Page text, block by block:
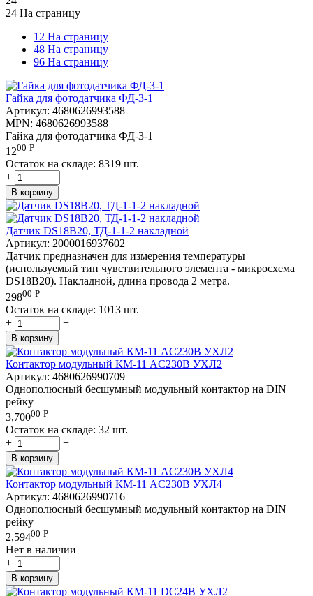
24 На страницу
12 На страницу
48 На страницу
96 На страницу
Гайка для фотодатчика ФД-3-1
Артикул: 4680626993588
MPN: 4680626993588
Гайка для фотодатчика ФД-3-1
1200 Р
Остаток на складе: 8319 шт.
+
−
В корзину
Датчик DS18B20, ТД-1-1-2 накладной
Артикул: 2000016937602
Датчик предназначен для измерения температуры
(используемый тип чувствительного элемента - микросхема
DS18B20). Накладной, длина провода 2 метра.
29800 Р
Остаток на складе: 1013 шт.
+
−
В корзину
Контактор модульный КМ-11 AC230В УХЛ2
Артикул: 4680626990709
Однополюсный бесшумный модульный контактор на DIN
рейку
3,70000 Р
Остаток на складе: 32 шт.
+
−
В корзину
Контактор модульный КМ-11 AC230В УХЛ4
Артикул: 4680626990716
Однополюсный бесшумный модульный контактор на DIN
рейку
2,59400 Р
Нет в наличии
+
−
В корзину